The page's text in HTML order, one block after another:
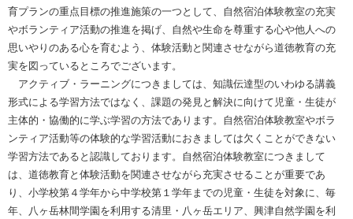
育プランの重点目標の推進施策の一つとして、自然宿泊体験教室の充実
やボランティア活動の推進を掲げ、自然や生命を尊重する心や他人への
思いやりのある心を育むよう、体験活動と関連させながら道徳教育の充
実を図っているところでございます。
アクティブ・ラーニングにつきましては、知識伝達型のいわゆる講義
形式による学習方法ではなく、課題の発見と解決に向けて児童・生徒が
主体的・協働的に学ぶ学習の方法であります。自然宿泊体験教室やボラ
ンティア活動等の体験的な学習活動におきましては欠くことができない
学習方法であると認識しております。自然宿泊体験教室につきまして
は、道徳教育と体験活動を関連させながら充実させることが重要であ
り、小学校第４学年から中学校第１学年までの児童・生徒を対象に、毎
年、八ヶ岳林間学園を利用する清里・八ヶ岳エリア、興津自然学園を利